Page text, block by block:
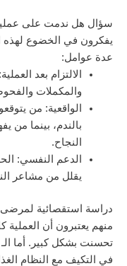
سؤال هل ندمت على عملية
يفكرون في الخضوع لهذه
عدة عوامل:
الالتزام بعد
والمكملات
الواقعية: من
بالندم، بينما من
النجاح.
الدعم النفسي:
يقلل من مشاعر
منهم يعتبرون أن العملية
في التكيف مع النظام